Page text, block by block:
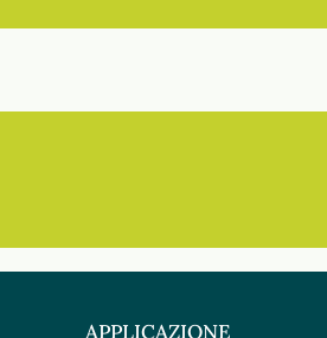
APPLICAZIONE